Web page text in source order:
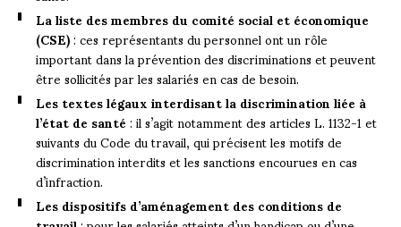
La liste des membres du comité social et économique
(CSE): ces représentants du personnel ont un rôle
important dans la prévention des discriminations et peuvent
être sollicités par les salariés en cas de besoin.
Les textes légaux interdisant la discrimination liée à
l’état de santé: il s’agit notamment des articles L. 1132-1 et
suivants du Code du travail, qui précisent les motifs de
discrimination interdits et les sanctions encourues en cas
d’infraction.
Les dispositifs d’aménagement des conditions de